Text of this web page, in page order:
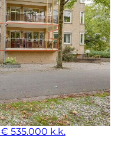
€ 535.000 k.k.